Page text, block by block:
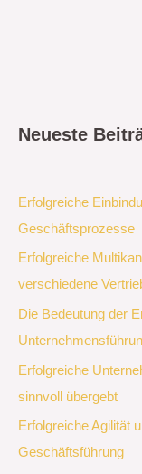
Neueste
Erfolgreiche
Geschäftsprozesse
Erfolgreiche
verschiedene
Die Bedeutung der
Erfolgreiche
sinnvoll übergebt
Erfolgreiche Agilität
Geschäftsführung